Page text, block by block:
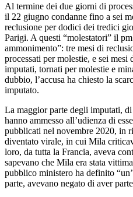
Al termine dei due giorni di
il 22 giugno condanne fino a sei
reclusione per dodici dei tredici
Parigi. A questi “molestatori” il
ammonimento”: tre mesi di
processati per molestie, e sei mesi
imputati, tornati per molestie e
dubbio, l’accusa ha chiesto la
imputato.
La maggior parte degli imputati,
hanno ammesso all’udienza di
pubblicati nel novembre 2020, in
diventato virale, in cui Mila
loro, da tutta la Francia, aveva
sapevano che Mila era stata
pubblico ministero ha definito
parte, avevano negato di aver